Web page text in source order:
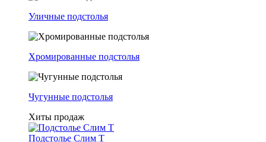
Уличные подстолья
Хромированные подстолья
Чугунные подстолья
Хиты продаж
Подстолье Слим Т